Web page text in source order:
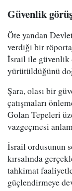
Güvenlik
Öte yandan
verdiği bir
İsrail ile güvenlik
yürütüldüğünü
Şara, olası bir
çatışmaları
Golan Tepeleri
vazgeçmesi
İsrail ordusunun
kırsalında
tahkimat
güçlendirmeye